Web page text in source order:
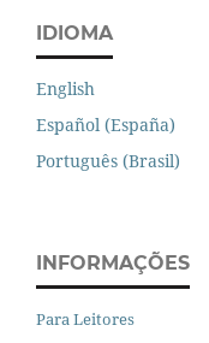
IDIOMA
English
Español (España)
Português (Brasil)
INFORMAÇÕES
Para Leitores